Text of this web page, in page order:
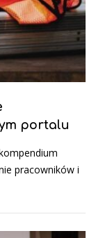
portalu
pracowników i